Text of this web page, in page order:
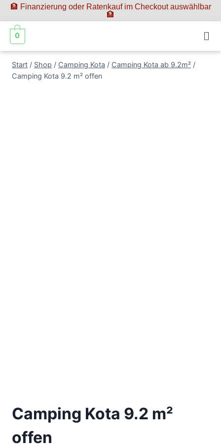
🏦 Finanzierung oder Ratenkauf im Checkout auswählbar
🏦
0
Start / Shop / Camping Kota / Camping Kota ab 9.2m² /
Camping Kota 9.2 m² offen
Camping Kota 9.2 m²
offen